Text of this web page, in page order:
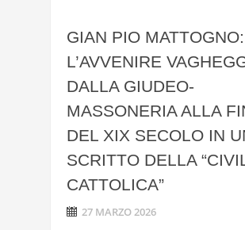
GIAN PIO MATTOGNO:
L’AVVENIRE
DALLA GIUDEO-
MASSONERIA ALLA
DEL XIX SECOLO IN
SCRITTO DELLA
CATTOLICA”
27 MARZO 2026